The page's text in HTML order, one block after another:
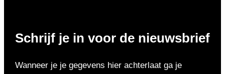
Schrijf je in voor de nieuwsbrief
Wanneer je je gegevens hier achterlaat ga je